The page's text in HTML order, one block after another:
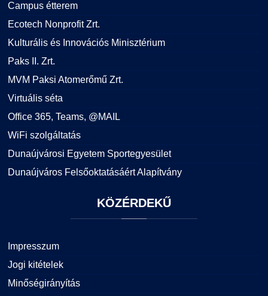
Campus étterem
Ecotech Nonprofit Zrt.
Kulturális és Innovációs Minisztérium
Paks II. Zrt.
MVM Paksi Atomerőmű Zrt.
Virtuális séta
Office 365, Teams, @MAIL
WiFi szolgáltatás
Dunaújvárosi Egyetem Sportegyesület
Dunaújváros Felsőoktatásáért Alapítvány
KÖZÉRDEKŰ
Impresszum
Jogi kitételek
Minőségirányítás